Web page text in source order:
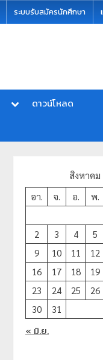
ระบบรับสมัครนักศึกษา
ดาวน์โหลด
สิงหาคม
อา.
จ. อ. พ.
2
3 4 5
9
10 11 12
16
17 18 19
23
24 25 26
30
31
« มิ.ย.